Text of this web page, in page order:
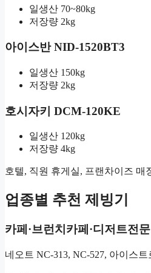
일생산 70~80kg
저장량 2kg
아이스반 NID-1520BT3
일생산 150kg
저장량 2kg
호시자키 DCM-120KE
일생산 120kg
저장량 4kg
호텔, 직원 휴게실, 프랜차이즈 매
업종별 추천 제빙기
카페·브런치카페·디저트전문
네오트 NC-313, NC-527, 아이스트